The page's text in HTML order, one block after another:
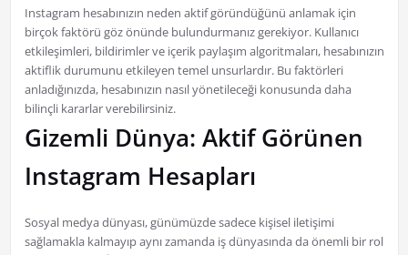
Instagram hesabınızın neden aktif göründüğünü anlamak için
birçok faktörü göz önünde bulundurmanız gerekiyor. Kullanıcı
etkileşimleri, bildirimler ve içerik paylaşım algoritmaları, hesabınızın
aktiflik durumunu etkileyen temel unsurlardır. Bu faktörleri
anladığınızda, hesabınızın nasıl yönetileceği konusunda daha
bilinçli kararlar verebilirsiniz.
Gizemli Dünya: Aktif Görünen
Instagram Hesapları
Sosyal medya dünyası, günümüzde sadece kişisel iletişimi
sağlamakla kalmayıp aynı zamanda iş dünyasında da önemli bir rol